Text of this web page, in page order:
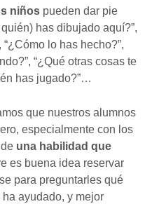
niños pueden dar pie
has dibujado aquí?”,
lo has hecho?”,
“¿Qué otras cosas te
has jugado?”…
que nuestros alumnos
especialmente con los
una habilidad que
es buena idea reservar
para preguntarles qué
ayudado, y mejor